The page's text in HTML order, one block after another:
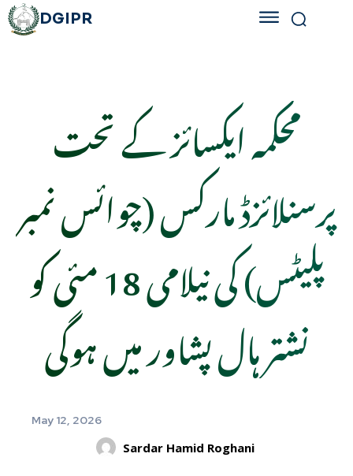
DGIPR
محکمہ ایکسائز کے تحت
پرسنلائزڈ مارکس (چوائس نمبر
پلیٹس) کی نیلامی 18 مئی کو
نشتر ہال پشاور میں ہوگی
May 12, 2026
Sardar Hamid Roghani